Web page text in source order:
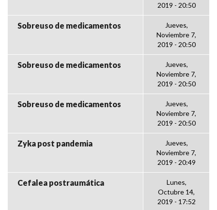
2019 - 20:50
Sobreuso de medicamentos
Jueves,
Noviembre 7,
2019 - 20:50
Sobreuso de medicamentos
Jueves,
Noviembre 7,
2019 - 20:50
Sobreuso de medicamentos
Jueves,
Noviembre 7,
2019 - 20:50
Zyka post pandemia
Jueves,
Noviembre 7,
2019 - 20:49
Cefalea postraumática
Lunes,
Octubre 14,
2019 - 17:52